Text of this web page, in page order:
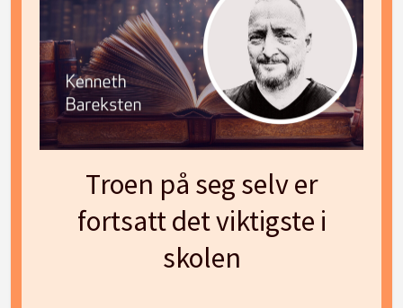
Troen på seg selv er
fortsatt det viktigste i
skolen